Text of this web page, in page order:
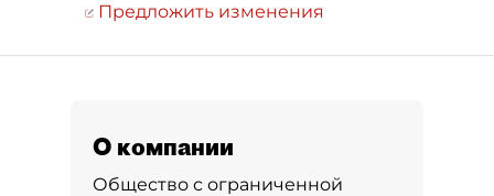
Предложить изменения
О компании
Общество с ограниченной